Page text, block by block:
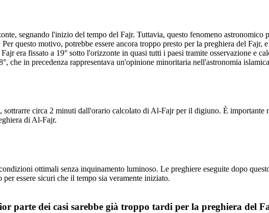
segnando l'inizio del tempo del Fajr. Tuttavia, questo fenomeno astronomico
questo motivo, potrebbe essere ancora troppo presto per la preghiera del
era fissato a 19° sotto l'orizzonte in quasi tutti i paesi tramite osservazione e
che in precedenza rappresentava un'opinione minoritaria nell'astronomia
circa 2 minuti dall'orario calcolato di Al-Fajr per il digiuno. È importante
di Al-Fajr.
ottimali senza inquinamento luminoso. Le preghiere eseguite dopo
essere sicuri che il tempo sia veramente iniziato.
parte dei casi sarebbe già troppo tardi per la preghiera del